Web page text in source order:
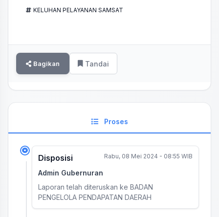
KELUHAN PELAYANAN SAMSAT
Bagikan Tandai
Proses
Disposisi Rabu, 08 Mei 2024 - 08:55 WIB
Admin Gubernuran
Laporan telah diteruskan ke BADAN
PENGELOLA PENDAPATAN DAERAH